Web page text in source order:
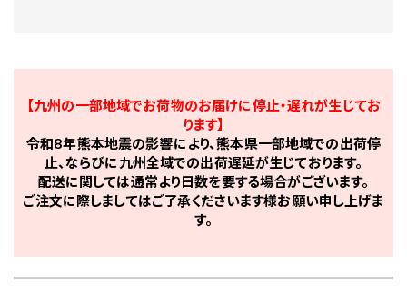
【九州の一部地域でお荷物のお届けに停止・遅れが生じてお
ります】
令和8年熊本地震の影響により、熊本県一部地域での出荷停
止、ならびに九州全域での出荷遅延が生じております。
配送に関しては通常より日数を要する場合がございます。
ご注文に際しましてはご了承くださいます様お願い申し上げま
す。